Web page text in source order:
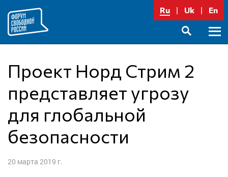
содержимому
Ru Uk En
Проект Норд Стрим 2
представляет угрозу
для глобальной
безопасности
20 марта 2019 г.